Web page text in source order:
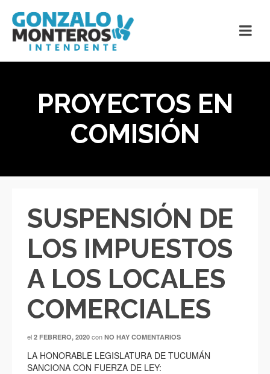
PROYECTOS EN
COMISIÓN
SUSPENSIÓN DE
LOS IMPUESTOS
A LOS LOCALES
COMERCIALES
el 2 FEBRERO, 2020 con NO HAY COMENTARIOS
LA HONORABLE LEGISLATURA DE TUCUMÁN
SANCIONA CON FUERZA DE LEY: